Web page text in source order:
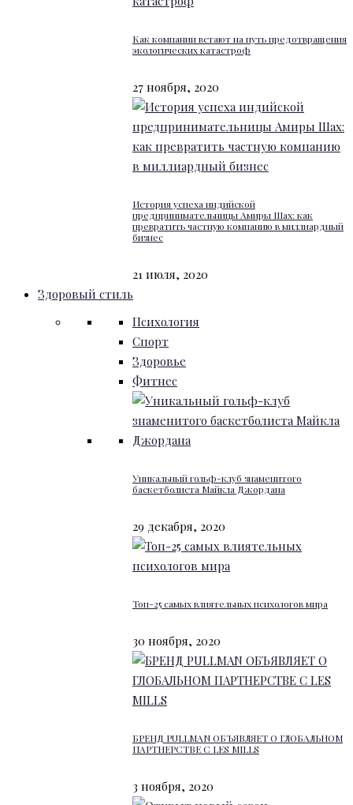
Как компании встают на путь предотвращения
экологических катастроф
27 ноября, 2020
История успеха индийской
предпринимательницы Амиры Шах: как
превратить частную компанию в миллиардный
бизнес
21 июля, 2020
Здоровый стиль
Психология
Спорт
Здоровье
Фитнес
Уникальный гольф-клуб знаменитого
баскетболиста Майкла Джордана
29 декабря, 2020
Топ-25 самых влиятельных психологов мира
30 ноября, 2020
БРЕНД PULLMAN ОБЪЯВЛЯЕТ О ГЛОБАЛЬНОМ
ПАРТНЕРСТВЕ С LES MILLS
3 ноября, 2020